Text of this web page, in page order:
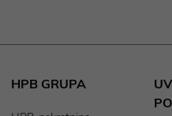
HPB GRUPA